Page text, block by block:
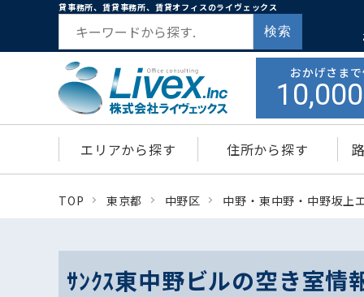
貸事務所、賃貸事務所、賃貸オフィスのライヴェックス
検索
おかげさま
10,000
エリアから探す 住所から探す
TOP 東京都 中野区 中野・東中野・中野坂上
ｻﾝｸｽ東中野ビルの空き室情